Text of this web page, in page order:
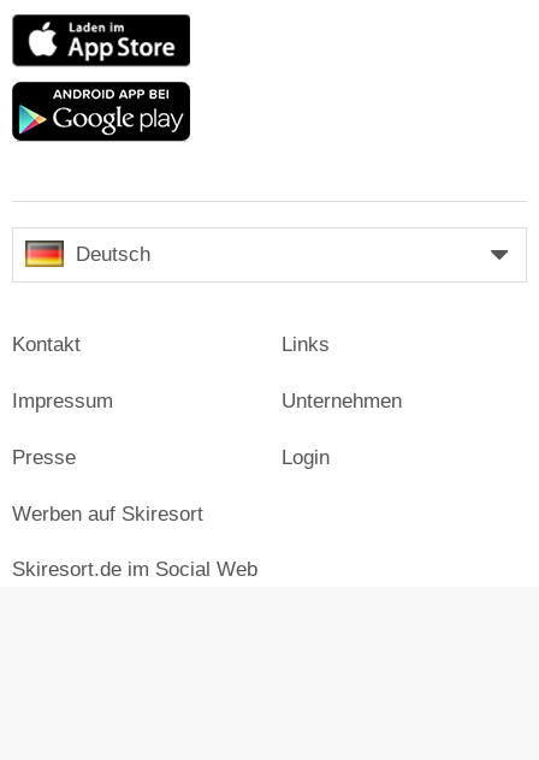
App
Store
Google
Deutsch
Kontakt
Impressum
Presse
Links
Unternehmen
Login
Werben auf Skiresort
Skiresort.de im Social Web